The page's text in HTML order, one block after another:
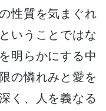
性質を気まぐれ
いうことではな
明らかにする中
の憐れみと愛を
く、人を義なる